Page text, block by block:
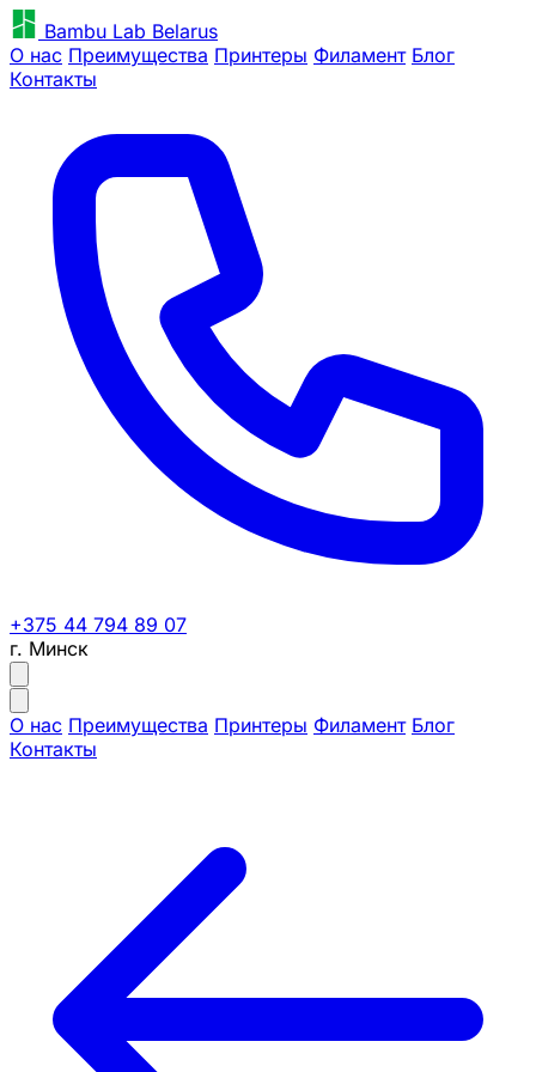
Bambu Lab Belarus
О нас Преимущества Принтеры Филамент Блог
Контакты
+375 44 794 89 07
г. Минск
О нас Преимущества Принтеры Филамент Блог
Контакты